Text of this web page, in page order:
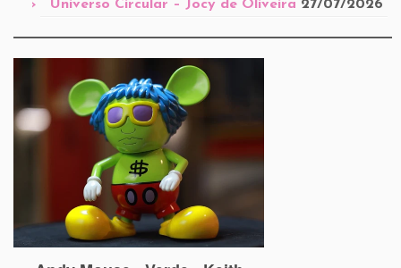
Universo Circular – Jocy de Oliveira 27/07/2026